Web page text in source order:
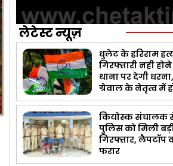
लेटेस्ट न्यूज़
धुलेट के हरिराम
गिरफ्तारी नही
थाना पर देगी
ग्रेवाल के नेतृत्व में
कियोस्क संचालक
पुलिस को मिली
गिरफ्तार, लैपटॉप
फरार